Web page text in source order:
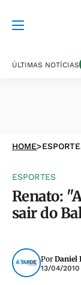
ÚLTIMAS NOTÍCIAS
HOME>
ESPORTES
Renato:
sair do
Por Daniel
13/04/